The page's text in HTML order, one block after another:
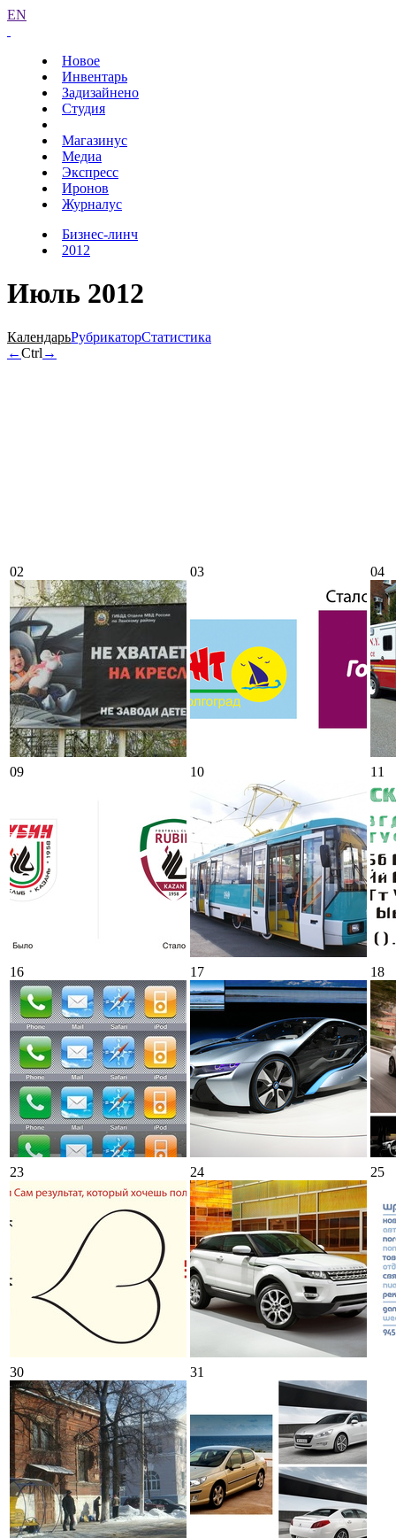
EN
Новое
Инвентарь
Задизайнено
Студия
Магазинус
Медиа
Экспресс
Иронов
Журналус
Бизнес-линч
2012
Июль 2012
КалендарьРубрикаторСтатистика
←Ctrl →
02 03 04
09 10 11
16 17 18
23 24 25
30 31